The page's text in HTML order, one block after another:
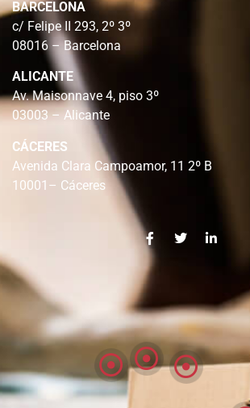
BARCELONA
c/ Felipe II 293, 2º 3º
08016 – Barcelona
ALICANTE
Av. Maisonnave 4, piso 3º
03003 – Alicante
CÁCERES
Avenida Clara Campoamor, 11 2º B
10001– Cáceres